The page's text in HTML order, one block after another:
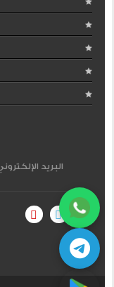
البريد